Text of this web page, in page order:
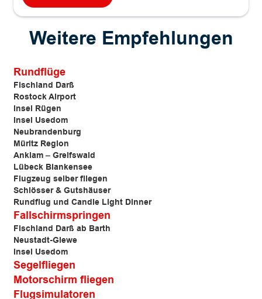
Weitere Empfehlungen
Rundflüge
Fischland Darß
Rostock Airport
Insel Rügen
Insel Usedom
Neubrandenburg
Müritz Region
Anklam – Greifswald
Lübeck Blankensee
Flugzeug selber fliegen
Schlösser & Gutshäuser
Rundflug und Candle Light Dinner
Fallschirmspringen
Fischland Darß ab Barth
Neustadt-Glewe
Insel Usedom
Segelfliegen
Motorschirm fliegen
Flugsimulatoren